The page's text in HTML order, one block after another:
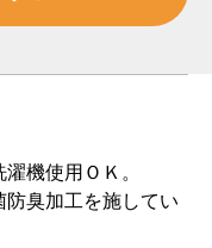
機使用ＯＫ。
防臭加工を施してい